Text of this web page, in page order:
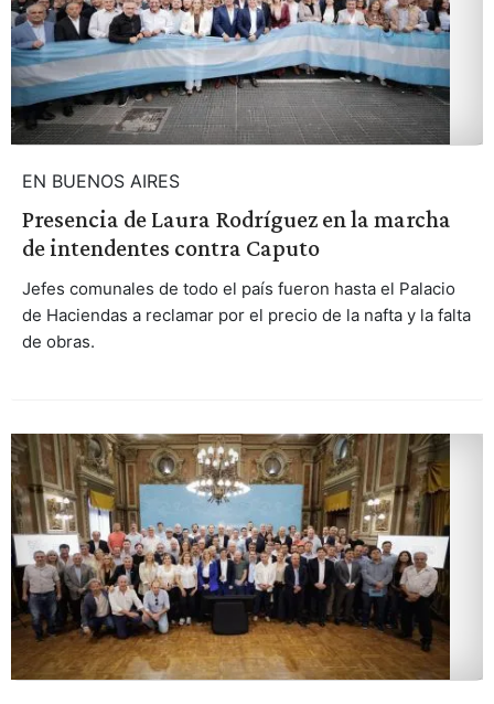
EN BUENOS AIRES
Presencia de Laura Rodríguez en la marcha
de intendentes contra Caputo
Jefes comunales de todo el país fueron hasta el Palacio
de Haciendas a reclamar por el precio de la nafta y la falta
de obras.